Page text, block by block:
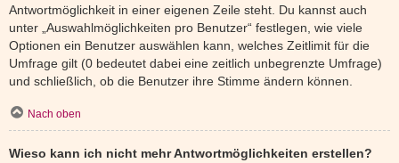
Antwortmöglichkeit in einer eigenen Zeile steht. Du kannst auch
unter „Auswahlmöglichkeiten pro Benutzer“ festlegen, wie viele
Optionen ein Benutzer auswählen kann, welches Zeitlimit für die
Umfrage gilt (0 bedeutet dabei eine zeitlich unbegrenzte Umfrage)
und schließlich, ob die Benutzer ihre Stimme ändern können.
Nach oben
Wieso kann ich nicht mehr Antwortmöglichkeiten erstellen?